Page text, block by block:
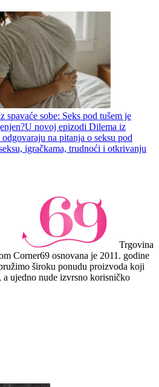
spavaće sobe: Seks pod tušem je
U novoj epizodi Dilema iz
na pitanja o seksu pod
igračkama, trudnoći i otkrivanju
Trgovina
Corner69 osnovana je 2011. godine
široku ponudu proizvoda koji
a ujedno nude izvrsno korisničko